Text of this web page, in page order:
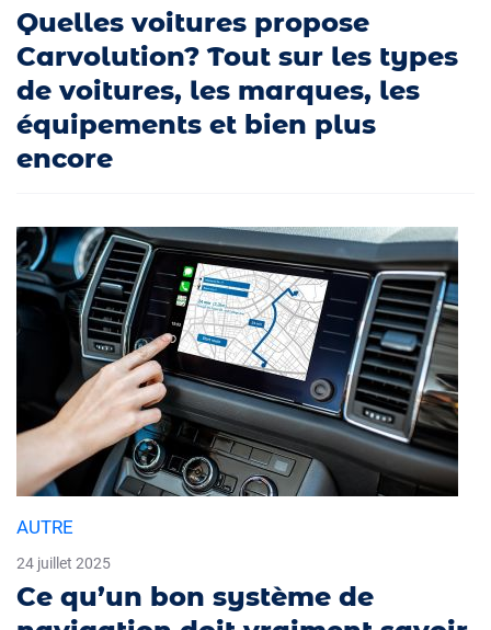
Quelles voitures propose
Carvolution? Tout sur les types
de voitures, les marques, les
équipements et bien plus
encore
AUTRE
24 juillet 2025
Ce qu’un bon système de